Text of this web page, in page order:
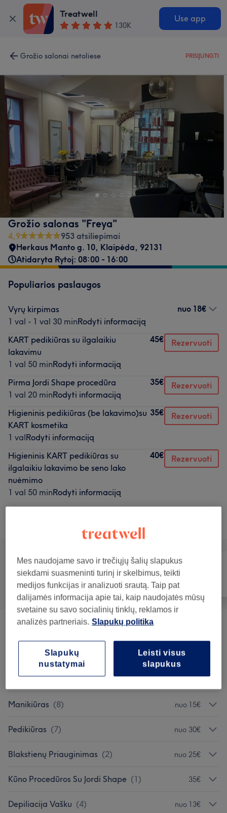
Treatwell
130K
Use app
Grožio salonai netoliese PRISIJUNGTI
Grožio salonas "Freya"
4,9
953 atsiliepimai
Herkaus Manto g. 10, Klaipėda, 92131
Atidaryta Rytoj: 08:00 - 16:00
Populiarios paslaugos
Vyrų kirpimas
1 val - 1 val 30 minRodyti informaciją
nuo 18€
KART pedikiūras su ilgalaikiu
lakavimu
1 val 50 minRodyti informaciją
45€ Rezervuoti
Pirma Jordi Shape procedūra
1 val 20 minRodyti informaciją
35€ Rezervuoti
Higieninis pedikiūras (be lakavimo)su
KART kosmetika
1 valRodyti informaciją
35€ Rezervuoti
Higieninis KART pedikiūras su
ilgalaikiu lakavimo be seno lako
nuėmimo
1 val 50 minRodyti informaciją
40€ Rezervuoti
Visos paslaugos Plaukai
Nagų Priauginimas nuo 40€
Plaukų Procedūros (3) nuo 30€
Manikiūras (8) nuo 15€
Pedikiūras (7) nuo 30€
Blakstienų Priauginimas (2) nuo 25€
Kūno Procedūros Su Jordi Shape (1) 35€
Depiliacija Vašku (4) nuo 13€
Mes naudojame savo ir trečiųjų šalių slapukus
siekdami suasmeninti turinį ir skelbimus, teikti
medijos funkcijas ir analizuoti srautą. Taip pat
dalijamės informacija apie tai, kaip naudojatės mūsų
svetaine su savo socialinių tinklų, reklamos ir
analizės partneriais. Slapukų politika
Leisti visus
slapukus
Slapukų
nustatymai